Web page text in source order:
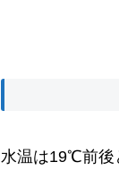
水温は19℃前後